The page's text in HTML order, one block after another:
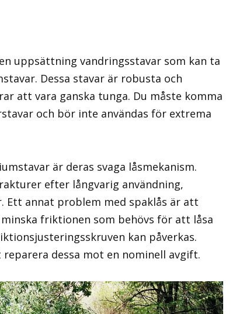
uppsättning vandringsstavar som kan ta
Dessa stavar är robusta och
att vara ganska tunga. Du måste komma
och bör inte användas för extrema
är deras svaga låsmekanism.
efter långvarig användning,
Ett annat problem med spaklås är att
friktionen som behövs för att låsa
kan påverkas.
dessa mot en nominell avgift.